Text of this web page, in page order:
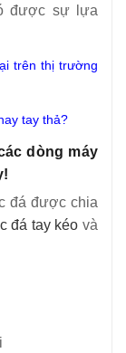
được sự lựa
trên thị trường
tay thả?
dòng máy
đá được chia
đá tay kéo và